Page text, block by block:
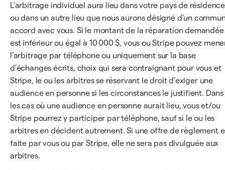
L’arbitrage individuel aura lieu dans votre pays de
ou dans un autre lieu que nous aurons désigné d’un
accord avec vous. Si le montant de la réparation demandée
est inférieur ou égal à 10 000 $, vous ou Stripe pouvez
l’arbitrage par téléphone ou uniquement sur la base
d’échanges écrits, choix qui sera contraignant pour vous et
Stripe, le ou les arbitres se réservant le droit d’exiger une
audience en personne si les circonstances le justifient. Dans
les cas où une audience en personne aurait lieu, vous et/ou
Stripe pourrez y participer par téléphone, sauf si le ou les
arbitres en décident autrement. Si une offre de règlement
faite par vous ou par Stripe, elle ne sera pas divulguée aux
arbitres.